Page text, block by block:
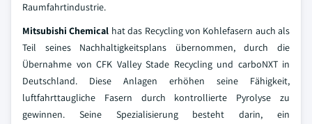
Raumfahrtindustrie.
Mitsubishi Chemical hat das Recycling von Kohlefasern auch als
Teil seines Nachhaltigkeitsplans übernommen, durch die
Übernahme von CFK Valley Stade Recycling und carboNXT in
Deutschland. Diese Anlagen erhöhen seine Fähigkeit,
luftfahrttaugliche Fasern durch kontrollierte Pyrolyse zu
gewinnen. Seine Spezialisierung besteht darin, ein